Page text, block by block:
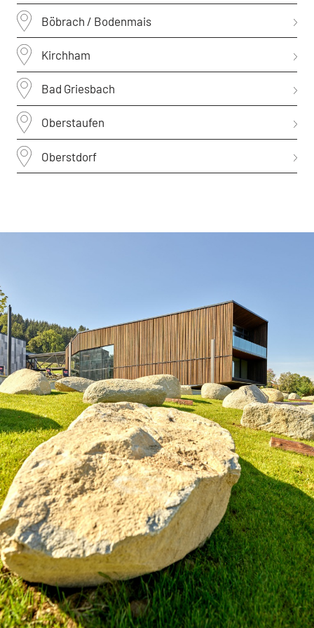
Böbrach / Bodenmais
Kirchham
Bad Griesbach
Oberstaufen
Oberstdorf